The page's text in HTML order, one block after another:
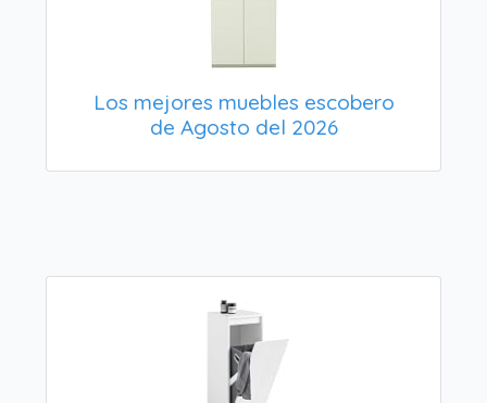
Los mejores muebles escobero
de Agosto del 2026